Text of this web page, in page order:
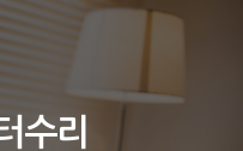
수리